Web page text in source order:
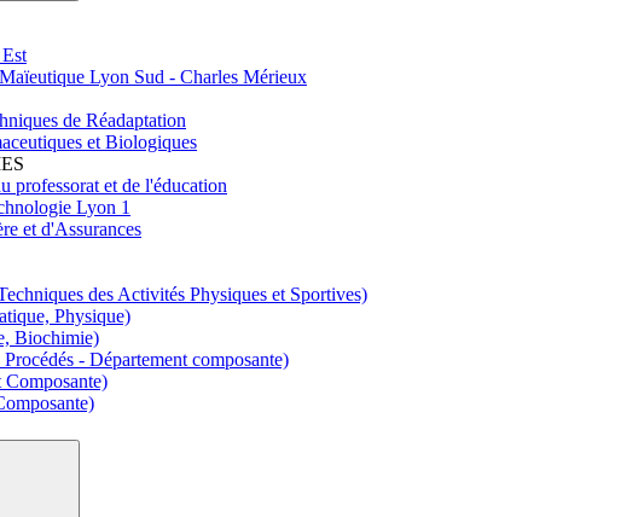
Lyon Sud - Charles Mérieux
de Réadaptation
et Biologiques
professorat et de l'éducation
Lyon 1
et d'Assurances
des Activités Physiques et Sportives)
Physique)
Biochimie)
- Département composante)